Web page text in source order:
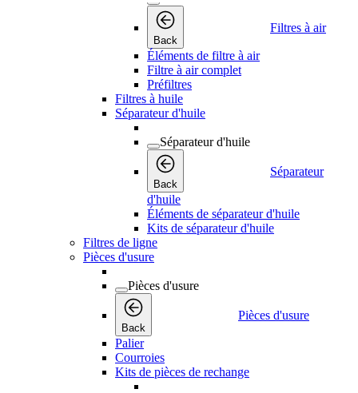
Back
Filtres à air
Éléments de filtre à air
Filtre à air complet
Préfiltres
Filtres à huile
Séparateur d'huile
Séparateur d'huile
Back
Séparateur
d'huile
Éléments de séparateur d'huile
Kits de séparateur d'huile
Filtres de ligne
Pièces d'usure
Pièces d'usure
Back
Pièces d'usure
Palier
Courroies
Kits de pièces de rechange